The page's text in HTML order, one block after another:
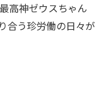
高神ゼウスちゃん
合う珍労働の日々が